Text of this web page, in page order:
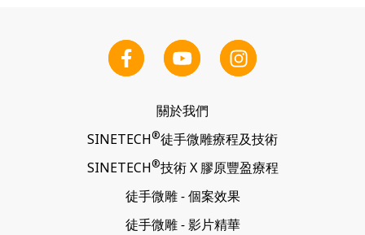
關於我們
SINETECH®徒手微雕療程及技術
SINETECH®技術 X 膠原豐盈療程
徒手微雕-個案效果
徒手微雕-影片精華